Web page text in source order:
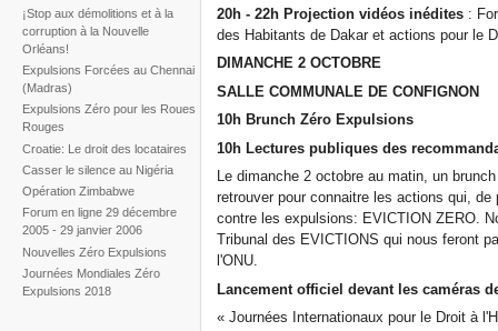
¡Stop aux démolitions et à la
corruption à la Nouvelle
Orléans!
Expulsions Forcées au Chennai
(Madras)
Expulsions Zéro pour les Roues
Rouges
Croatie: Le droit des locataires
Casser le silence au Nigéria
Opération Zimbabwe
Forum en ligne 29 décembre
2005 - 29 janvier 2006
Nouvelles Zéro Expulsions
Journées Mondiales Zéro
Expulsions 2018
20h - 22h Projection vidéos inédites :
des Habitants de Dakar et actions pour le
DIMANCHE 2 OCTOBRE
SALLE COMMUNALE DE CONFIGNON
10h Brunch Zéro Expulsions
10h Lectures publiques des
Le dimanche 2 octobre au matin, un
retrouver pour connaitre les actions qui,
contre les expulsions: EVICTION ZERO.
Tribunal des EVICTIONS qui nous feront
l'ONU.
Lancement officiel devant les caméras
« Journées Internationaux pour le Droit à